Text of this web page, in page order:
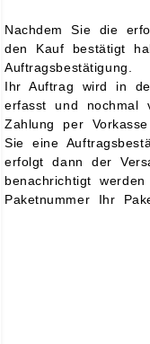
Nachdem Sie die
den Kauf bestätigt
Auftragsbestätigung.
Ihr Auftrag wird in
erfasst und nochmal
Zahlung per
Sie eine
erfolgt dann der
benachrichtigt
Paketnummer Ihr